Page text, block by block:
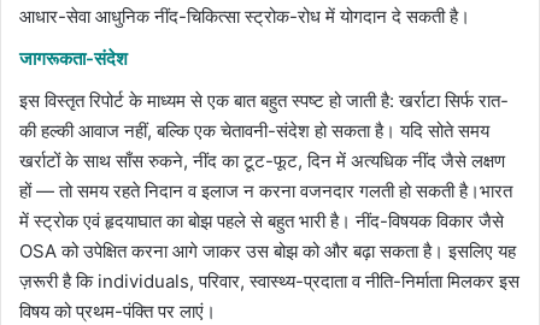
आधार-सेवा आधुनिक नींद-चिकित्सा स्ट्रोक-रोध में योगदान दे सकती है।
जागरूकता-संदेश
इस विस्तृत रिपोर्ट के माध्यम से एक बात बहुत स्पष्ट हो जाती है: खर्राटा सिर्फ रात-
की हल्की आवाज नहीं, बल्कि एक चेतावनी-संदेश हो सकता है। यदि सोते समय
खर्राटों के साथ साँस रुकने, नींद का टूट-फूट, दिन में अत्यधिक नींद जैसे लक्षण
हों — तो समय रहते निदान व इलाज न करना वजनदार गलती हो सकती है।भारत
में स्ट्रोक एवं हृदयाघात का बोझ पहले से बहुत भारी है। नींद-विषयक विकार जैसे
OSA को उपेक्षित करना आगे जाकर उस बोझ को और बढ़ा सकता है। इसलिए यह
ज़रूरी है कि individuals, परिवार, स्वास्थ्य-प्रदाता व नीति-निर्माता मिलकर इस
विषय को प्रथम-पंक्ति पर लाएं।